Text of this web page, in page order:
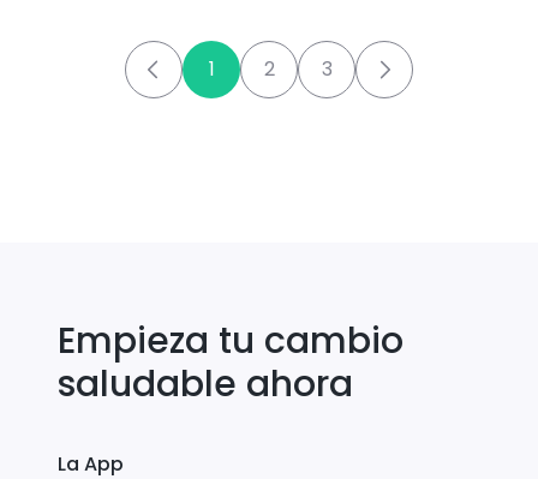
1 2 3
Empieza tu cambio
saludable ahora
La App